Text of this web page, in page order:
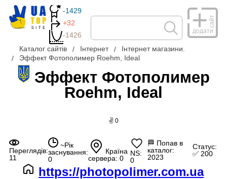
-1429
+32
-1426
додати
сайт
Каталог сайтів Інтернет
Інтернет магазини.
Эффект Фотополимер Roehm, Ideal
Эффект Фотополимер
Roehm, Ideal
✌ 0
Переглядів:
11
~Рік
заснування:
0
Країна
сервера: 0
NS:
0
🏁 Попав в
каталог:
2023
Статус:
✅ 200
https://photopolimer.com.ua